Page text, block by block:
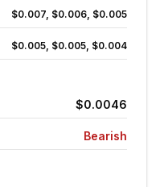
$0.007, $0.006, $0.005
$0.005, $0.005, $0.004
$0.0046
Bearish